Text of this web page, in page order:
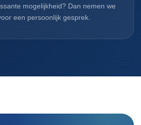
mogelijkheid? Dan nemen we
een persoonlijk gesprek.